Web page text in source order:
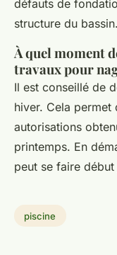
défauts de
structure du bassin.
À quel moment
travaux pour
Il est conseillé de
hiver. Cela permet
autorisations
printemps. En
peut se faire début
piscine